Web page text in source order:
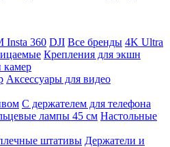
Insta 360 DJI Все бренды 4K Ultra
Крепления для экшн
камер
Аксессуары для видео
C держателем для телефона
лампы 45 см Настольные
штативы Держатели и